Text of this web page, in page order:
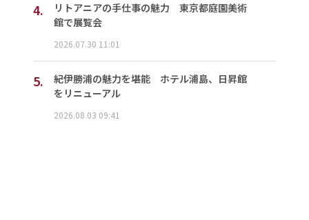
4.
リトアニアの手仕事の魅力 東京都庭園美術
館で展覧会
2026.07.30 11:01
5.
紀伊勝浦の魅力を堪能 ホテル浦島、日昇館
をリニューアル
2026.08.03 09:41